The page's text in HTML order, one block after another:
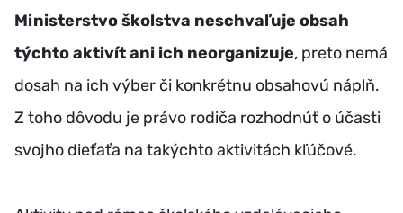
Ministerstvo školstva neschvaľuje obsah
týchto aktivít ani ich neorganizuje, preto nemá
dosah na ich výber či konkrétnu obsahovú náplň.
Z toho dôvodu je právo rodiča rozhodnúť o účasti
svojho dieťaťa na takýchto aktivitách kľúčové.